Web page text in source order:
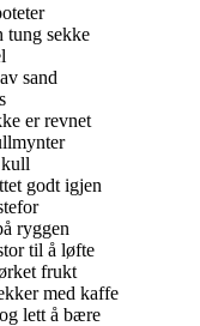
tung sekke
sand
er revnet
godt igjen
ryggen
til å løfte
frukt
med kaffe
lett å bære